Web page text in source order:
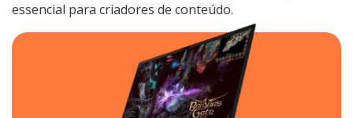
essencial para criadores de conteúdo.